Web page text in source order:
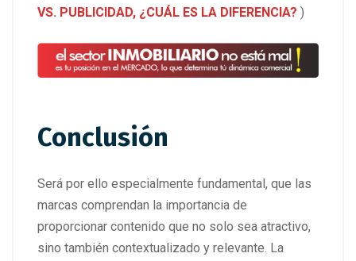
VS. PUBLICIDAD, ¿CUÁL ES LA DIFERENCIA? )
Conclusión
Será por ello especialmente fundamental, que las
marcas comprendan la importancia de
proporcionar contenido que no solo sea atractivo,
sino también contextualizado y relevante. La